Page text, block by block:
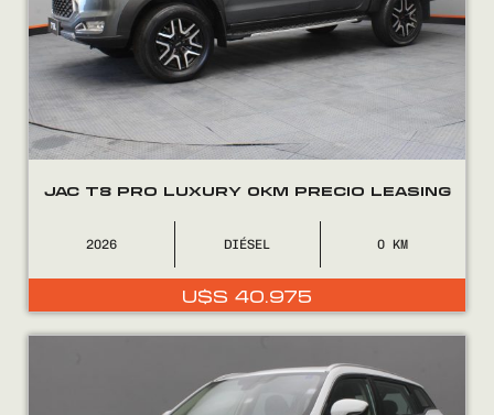
JAC T8 PRO LUXURY 0KM PRECIO LEASING
2026 DIÉSEL 0
U$S 40.975